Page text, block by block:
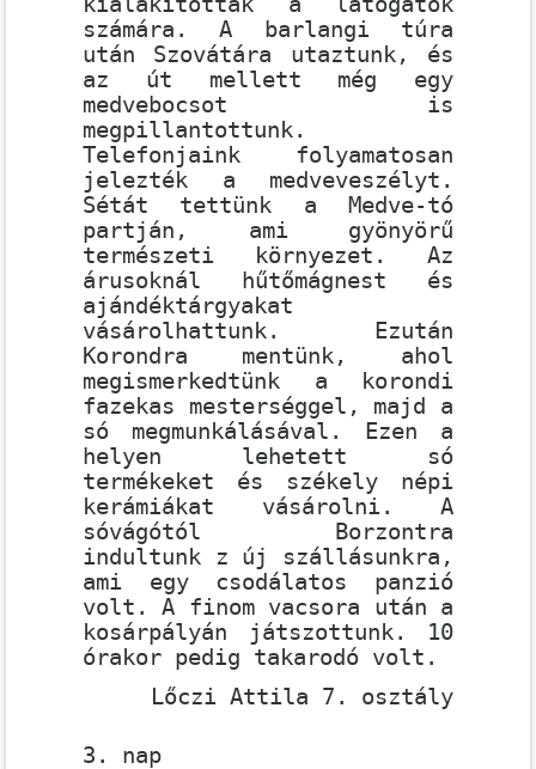
számára. A barlangi túra
után Szovátára utaztunk, és
az út mellett még egy
medvebocsot is
megpillantottunk.
Telefonjaink folyamatosan
jelezték a medveveszélyt.
Sétát tettünk a Medve-tó
partján, ami gyönyörű
természeti környezet. Az
árusoknál hűtőmágnest és
ajándéktárgyakat
vásárolhattunk. Ezután
Korondra mentünk, ahol
megismerkedtünk a korondi
fazekas mesterséggel, majd a
só megmunkálásával. Ezen a
helyen lehetett só
termékeket és székely népi
kerámiákat vásárolni. A
sóvágótól Borzontra
indultunk z új szállásunkra,
ami egy csodálatos panzió
volt. A finom vacsora után a
kosárpályán játszottunk. 10
órakor pedig takarodó volt.
Lőczi Attila 7. osztály
3. nap